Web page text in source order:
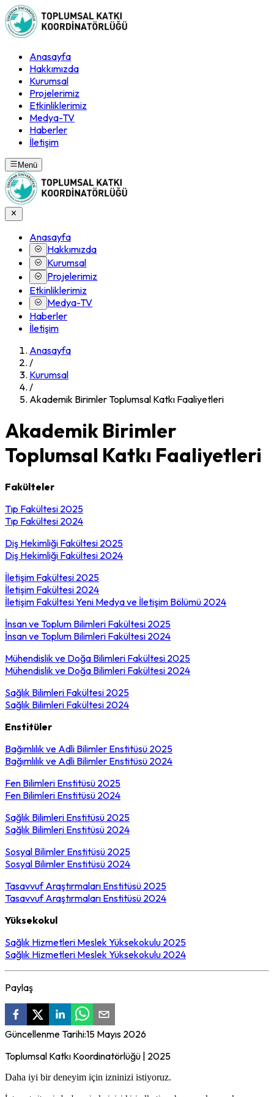
Anasayfa
Hakkımızda
Kurumsal
Projelerimiz
Etkinliklerimiz
Medya-TV
Haberler
İletişim
Menü
Anasayfa
Hakkımızda
Kurumsal
Projelerimiz
Etkinliklerimiz
Medya-TV
Haberler
İletişim
Anasayfa
/
Kurumsal
/
Akademik Birimler Toplumsal Katkı Faaliyetleri
Akademik Birimler
Toplumsal Katkı Faaliyetleri
Fakülteler
Tıp Fakültesi 2025
Tıp Fakültesi 2024
Diş Hekimliği Fakültesi 2025
Diş Hekimliği Fakültesi 2024
İletişim Fakültesi 2025
İletişim Fakültesi 2024
İletişim Fakültesi Yeni Medya ve İletişim Bölümü 2024
İnsan ve Toplum Bilimleri Fakültesi 2025
İnsan ve Toplum Bilimleri Fakültesi 2024
Mühendislik ve Doğa Bilimleri Fakültesi 2025
Mühendislik ve Doğa Bilimleri Fakültesi 2024
Sağlık Bilimleri Fakültesi 2025
Sağlık Bilimleri Fakültesi 2024
Enstitüler
Bağımlılık ve Adli Bilimler Enstitüsü 2025
Bağımlılık ve Adli Bilimler Enstitüsü 2024
Fen Bilimleri Enstitüsü 2025
Fen Bilimleri Enstitüsü 2024
Sağlık Bilimleri Enstitüsü 2025
Sağlık Bilimleri Enstitüsü 2024
Sosyal Bilimler Enstitüsü 2025
Sosyal Bilimler Enstitüsü 2024
Tasavvuf Araştırmaları Enstitüsü 2025
Tasavvuf Araştırmaları Enstitüsü 2024
Yüksekokul
Sağlık Hizmetleri Meslek Yüksekokulu 2025
Sağlık Hizmetleri Meslek Yüksekokulu 2024
Paylaş
Güncellenme Tarihi:15 Mayıs 2026
Toplumsal Katkı Koordinatörlüğü | 2025
Daha iyi bir deneyim için izninizi istiyoruz.